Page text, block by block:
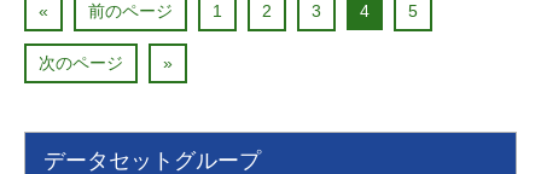
« 前のページ 1 2 3 4 5
次のページ »
データセットグループ